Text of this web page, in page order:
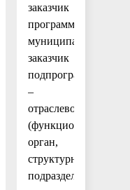
заказчик
программы,
муниципальный
заказчик
подпрограммы)
–
отраслевой
(функциональный)
орган,
структурное
подразделение